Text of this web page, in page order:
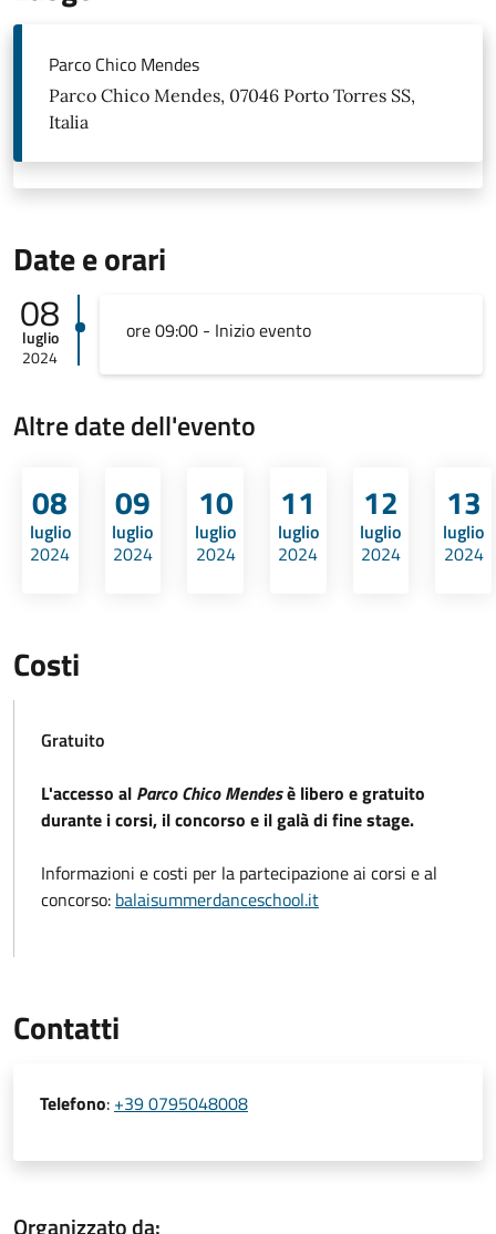
Parco Chico Mendes
Parco Chico Mendes, 07046 Porto Torres SS,
Italia
Date e orari
08
luglio
2024
ore 09:00 - Inizio evento
Altre date dell'evento
08
luglio
2024
09
luglio
2024
10
luglio
2024
11
luglio
2024
12
luglio
2024
13
luglio
2024
Costi
Gratuito
L'accesso al Parco Chico Mendesè libero e gratuito
durante i corsi, il concorso e il galà di fine stage.
Informazioni e costi per la partecipazione ai corsi e al
concorso: balaisummerdanceschool.it
Contatti
Telefono: +39 0795048008